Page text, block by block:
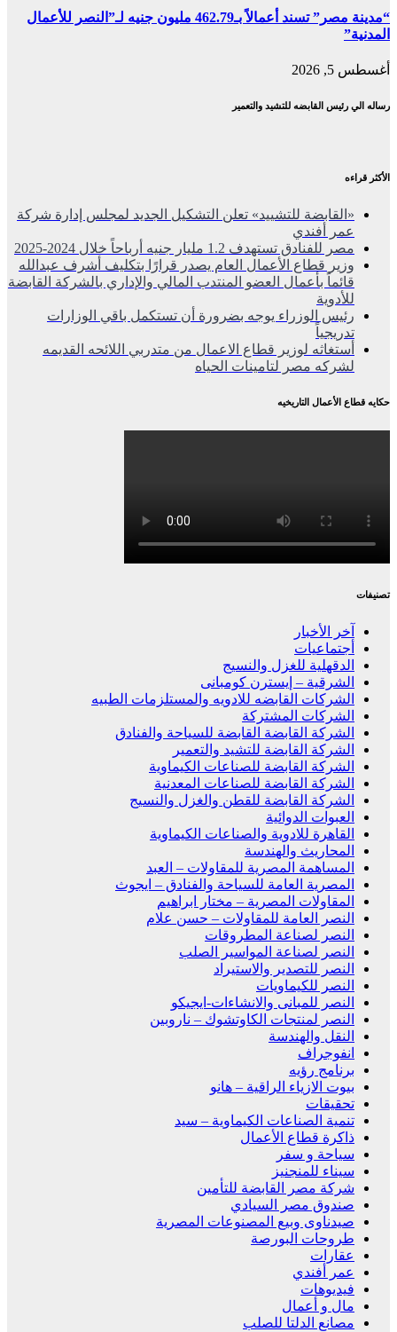
“مدينة مصر” تسند أعمالاً بـ462.79 مليون جنيه لـ”النصر للأعمال
المدنية”
أغسطس 5, 2026
رساله الي رئيس القابضه للتشيد والتعمير
الأكثر قراءه
«القابضة للتشييد» تعلن التشكيل الجديد لمجلس إدارة شركة
عمر أفندي
مصر للفنادق تستهدف 1.2 مليار جنيه أرباحاً خلال 2024-2025
وزير قطاع الأعمال العام يصدر قرارًا بتكليف أشرف عبدالله
قائماً بأعمال العضو المنتدب المالي والإداري بالشركة القابضة
للأدوية
رئيس الوزراء يوجه بضرورة أن تستكمل باقي الوزارات
تدريجياً
أستغاثه لوزير قطاع الاعمال من متدربي اللائحه القديمه
لشركه مصر لتامينات الحياه
حكايه قطاع الأعمال التاريخيه
تصنيفات
آخر الأخبار
أجتماعيات
الدقهلية للغزل والنسيج
الشرقية – إيسترن كومبانى
الشركات القابضه للادويه والمستلزمات الطبيه
الشركات المشتركة
الشركة القابضة القابضة للسياحة والفنادق
الشركة القابضة للتشيد والتعمير
الشركة القابضة للصناعات الكيماوية
الشركة القابضة للصناعات المعدنية
الشركة القابضة للقطن والغزل والنسيج
العبوات الدوائية
القاهرة للادوية والصناعات الكيماوية
المحاريث والهندسة
المساهمة المصرية للمقاولات – العبد
المصرية العامة للسياحة والفنادق – ايجوث
المقاولات المصرية – مختار ابراهيم
النصر العامة للمقاولات – حسن علام
النصر لصناعة المطروقات
النصر لصناعة المواسير الصلب
النصر للتصدير والاستيراد
النصر للكيماويات
النصر للمبانى والانشاءات-ايجيكو
النصر لمنتجات الكاوتشوك – ناروبين
النقل والهندسة
انفوجراف
برنامج رؤيه
بيوت الازياء الراقية – هانو
تحقيقات
تنمية الصناعات الكيماوية – سيد
ذاكرة قطاع الأعمال
سياحة و سفر
سيناء للمنجنيز
شركة مصر القابضة للتأمين
صندوق مصر السيادي
صيدناوى وبيع المصنوعات المصرية
طروحات البورصة
عقارات
عمر أفندي
فيديوهات
مال و أعمال
مصانع الدلتا للصلب